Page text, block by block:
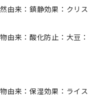
効果：クリス
酸化防止：大豆：
湿効果：ライス